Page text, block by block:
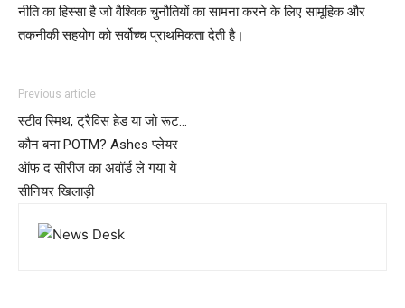
नीति का हिस्सा है जो वैश्विक चुनौतियों का सामना करने के लिए सामूहिक और
तकनीकी सहयोग को सर्वोच्च प्राथमिकता देती है।
Previous article
स्टीव स्मिथ, ट्रैविस हेड या जो रूट…
कौन बना POTM? Ashes प्लेयर
ऑफ द सीरीज का अवॉर्ड ले गया ये
सीनियर खिलाड़ी